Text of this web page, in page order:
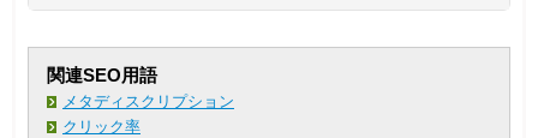
関連SEO用語
メタディスクリプション
クリック率